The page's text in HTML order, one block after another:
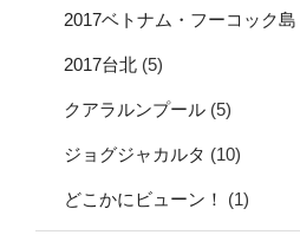
2017ベトナム・フーコック島
2017台北 (5)
クアラルンプール (5)
ジョグジャカルタ (10)
どこかにビューン！ (1)